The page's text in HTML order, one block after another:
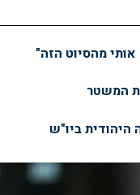
מהסיוט הזה"
המשטר
היהודית ביו"ש